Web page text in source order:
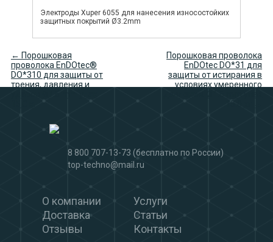
Электроды Xuper 6055 для нанесения износостойких
защитных покрытий Ø3.2mm
← Порошковая
проволока EnDOtec®
DO*310 для защиты от
трения, давления и
Порошковая проволока
EnDOtec DO*31 для
защиты от истирания в
условиях умеренного
8 800 707-13-73 (бесплатно по России)
top-techno@mail.ru
О компании
Услуги
Доставка
Статьи
Отзывы
Контакты